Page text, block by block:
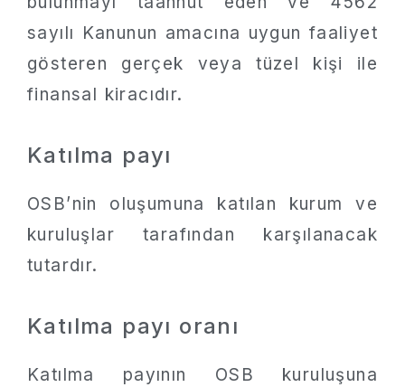
sayılı Kanunun amacına uygun faaliyet
gösteren gerçek veya tüzel kişi ile
finansal kiracıdır.
Katılma payı
OSB’nin oluşumuna katılan kurum ve
kuruluşlar tarafından karşılanacak
tutardır.
Katılma payı oranı
Katılma payının OSB kuruluşuna